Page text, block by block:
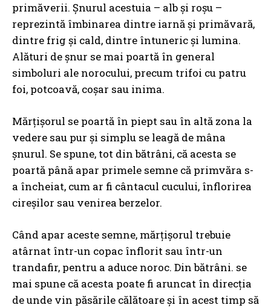
primăverii. Şnurul acestuia – alb şi roşu –
reprezintă îmbinarea dintre iarnă şi primăvară,
dintre frig şi cald, dintre întuneric şi lumina.
Alături de şnur se mai poartă în general
simboluri ale norocului, precum trifoi cu patru
foi, potcoavă, coşar sau inima.
Mărţişorul se poartă în piept sau în altă zona la
vedere sau pur şi simplu se leagă de mâna
şnurul. Se spune, tot din bătrâni, că acesta se
poartă până apar primele semne că primvăra s-
a încheiat, cum ar fi cântacul cucului, înflorirea
cireşilor sau venirea berzelor.
Când apar aceste semne, mărţişorul trebuie
atârnat într-un copac înflorit sau într-un
trandafir, pentru a aduce noroc. Din bătrâni. se
mai spune că acesta poate fi aruncat în direcţia
de unde vin păsările călătoare şi în acest timp să